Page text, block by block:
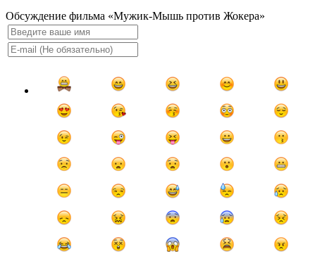
Обсуждение фильма «Мужик-Мышь против Жокера»